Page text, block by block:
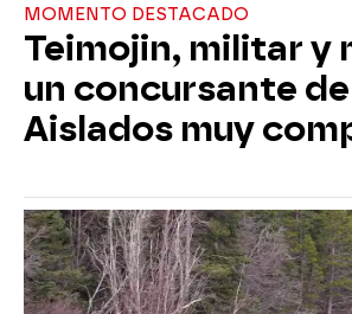
MOMENTO DESTACADO
Teimojin, militar y
un concursante de
Aislados muy